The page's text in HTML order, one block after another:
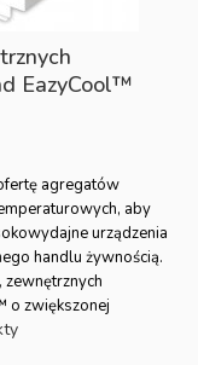
EazyCool™
agregatów
aby
urządzenia
handlu żywnością.
o zwiększonej